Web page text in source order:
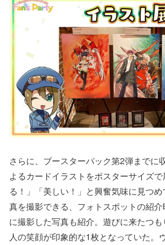
さらに、ブースターパック第2弾までに
よるカードイラストをポスターサイズ
る！」「美しい！」と興奮気味に見つ
真を撮影できる、フォトスポットの紹
に撮影した写真も紹介。遊びに来たつ
人の笑顔が印象的な1枚となっていた。